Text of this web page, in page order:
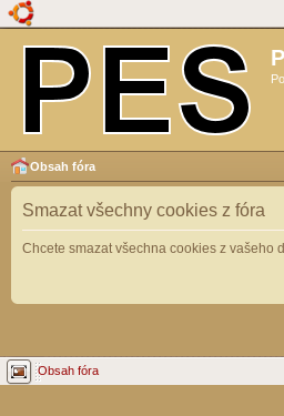
Obsah fóra
Smazat všechny cookies z fóra
Chcete smazat všechna cookies z vašeho
Obsah fóra